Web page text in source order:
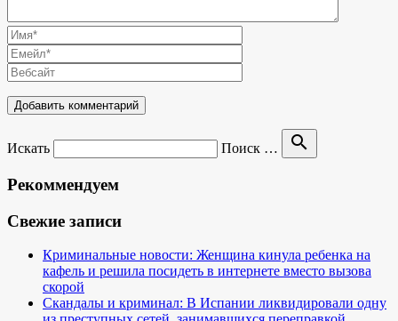
Искать Поиск … search
Рекоммендуем
Свежие записи
Криминальные новости: Женщина кинула ребенка на
кафель и решила посидеть в интернете вместо вызова
скорой
Скандалы и криминал: В Испании ликвидировали одну